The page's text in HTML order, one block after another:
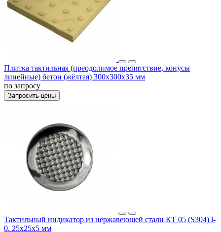
Плитка тактильная (преодолимое препятствие, конусы
линейные) бетон (жёлтая) 300х300х35 мм
по запросу
Запросить цены
Тактильный индикатор из нержавеющей стали КТ 05 (S304) l-
0. 25x25x5 мм